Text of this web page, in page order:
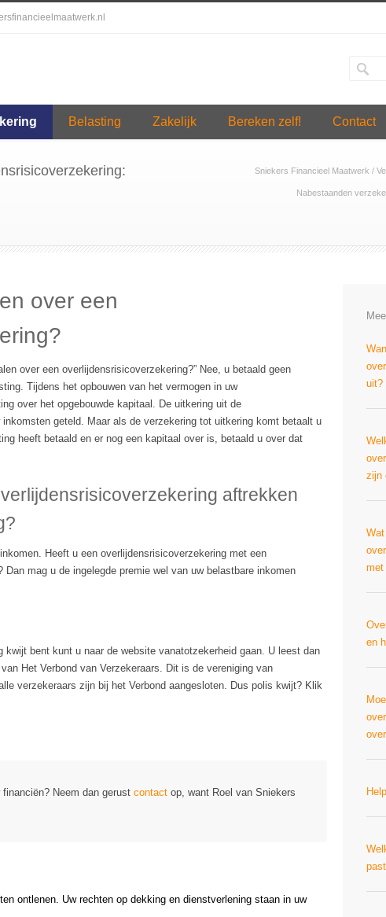
Belasting Zakelijk Bereken zelf! Contact
Sniekers Financieel Maatwerk /
Nabestaanden
over een
over een overlijdensrisicoverzekering?” Nee, u betaald geen
Tijdens het opbouwen van het vermogen in uw
over het opgebouwde kapitaal. De uitkering uit de
geteld. Maar als de verzekering tot uitkering komt betaalt u
heeft betaald en er nog een kapitaal over is, betaald u over dat
aftrekken
Heeft u een overlijdensrisicoverzekering met een
mag u de ingelegde premie wel van uw belastbare inkomen
bent kunt u naar de website vanatotzekerheid gaan. U leest dan
Het Verbond van Verzekeraars. Dit is de vereniging van
verzekeraars zijn bij het Verbond aangesloten. Dus polis kwijt? Klik
Neem dan gerust contact op, want Roel van Sniekers
ontlenen. Uw rechten op dekking en dienstverlening staan in uw
uit?
zijn
met
en